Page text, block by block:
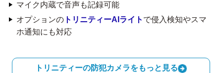
マイク内蔵で音声も記録可能
オプションの トリニティーAIライト で侵入検知やスマ
ホ通知にも対応
トリニティーの防犯カメラをもっと見る